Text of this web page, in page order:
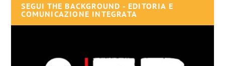
SEGUI THE BACKGROUND - EDITORIA E
COMUNICAZIONE INTEGRATA